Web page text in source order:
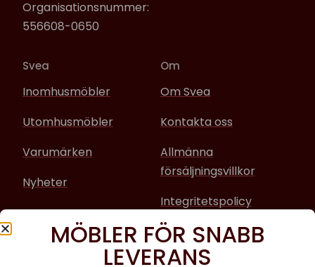
Organisationsnummer:
556608-0650
Svea
Inomhusmöbler
Utomhusmöbler
Varumärken
Nyheter
Om
Om Svea
Kontakta oss
Allmänna
försäljningsvillkor
Integritetspolicy
Sociala media
MÖBLER FÖR SNABB
LEVERANS